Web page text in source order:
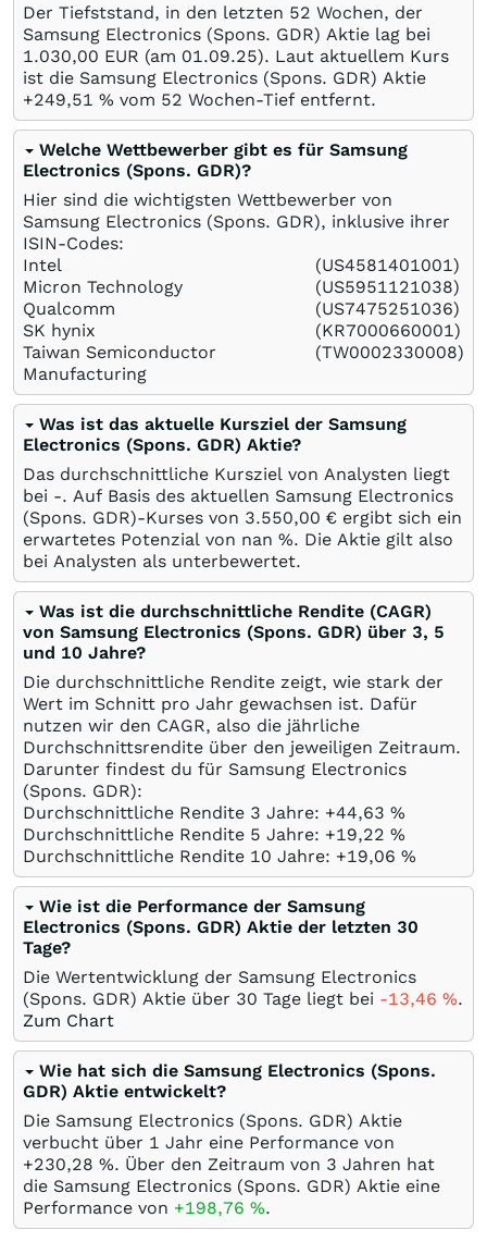
Der Tiefststand, in den letzten 52 Wochen, der
Samsung Electronics (Spons. GDR) Aktie lag bei
1.030,00 EUR (am 01.09.25). Laut aktuellem Kurs
ist die Samsung Electronics (Spons. GDR) Aktie
+249,51 % vom 52 Wochen-Tief entfernt.
Welche Wettbewerber gibt es für Samsung
Electronics (Spons. GDR)?
Hier sind die wichtigsten Wettbewerber von
Samsung Electronics (Spons. GDR), inklusive ihrer
ISIN-Codes:
Intel
(US4581401001)
Micron Technology
(US5951121038)
Qualcomm
(US7475251036)
SK hynix
(KR7000660001)
Taiwan Semiconductor
Manufacturing
(TW0002330008)
Was ist das aktuelle Kursziel der Samsung
Electronics (Spons. GDR) Aktie?
Das durchschnittliche Kursziel von Analysten liegt
bei -. Auf Basis des aktuellen Samsung Electronics
(Spons. GDR)-Kurses von 3.550,00 € ergibt sich ein
erwartetes Potenzial von nan %. Die Aktie gilt also
bei Analysten als unterbewertet.
Was ist die durchschnittliche Rendite (CAGR)
von Samsung Electronics (Spons. GDR) über 3, 5
und 10 Jahre?
Die durchschnittliche Rendite zeigt, wie stark der
Wert im Schnitt pro Jahr gewachsen ist. Dafür
nutzen wir den CAGR, also die jährliche
Durchschnittsrendite über den jeweiligen Zeitraum.
Darunter findest du für Samsung Electronics
(Spons. GDR):
Durchschnittliche Rendite 3 Jahre: +44,63 %
Durchschnittliche Rendite 5 Jahre: +19,22 %
Durchschnittliche Rendite 10 Jahre: +19,06 %
Wie ist die Performance der Samsung
Electronics (Spons. GDR) Aktie der letzten 30
Tage?
Die Wertentwicklung der Samsung Electronics
(Spons. GDR) Aktie über 30 Tage liegt bei -13,46 %.
Zum Chart
Wie hat sich die Samsung Electronics (Spons.
GDR) Aktie entwickelt?
Die Samsung Electronics (Spons. GDR) Aktie
verbucht über 1 Jahr eine Performance von
+230,28 %. Über den Zeitraum von 3 Jahren hat
die Samsung Electronics (Spons. GDR) Aktie eine
Performance von +198,76 %.